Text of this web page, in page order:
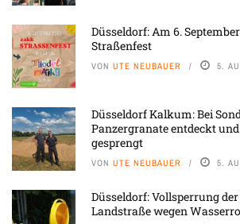
Düsseldorf: Am 6.
Straßenfest
VON UTE NEUBAUER 5.
Düsseldorf Kalkum: Bei
Panzergranate entdeckt
gesprengt
VON UTE NEUBAUER 5.
Düsseldorf: Vollsperrung
Landstraße wegen